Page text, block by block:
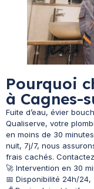
Pourquoi
à Cagnes-
Fuite d’eau, évier
Qualiserve, votre
en moins de 30
nuit, 7j/7, nous
frais cachés.
🚀 Intervention en 30
📅 Disponibilité 24h/